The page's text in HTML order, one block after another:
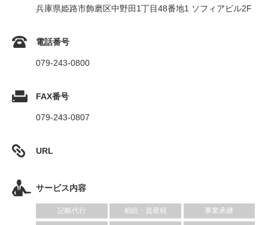
兵庫県姫路市飾磨区中野田1丁目48番地1 ソフィアビル2F
電話番号
079-243-0800
FAX番号
079-243-0807
URL
サービス内容
記帳代行 相続・資産税 事業承継